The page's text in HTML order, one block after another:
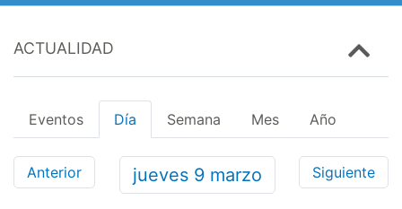
ACTUALIDAD
Eventos Día Semana Mes Año
Anterior jueves 9 marzo Siguiente